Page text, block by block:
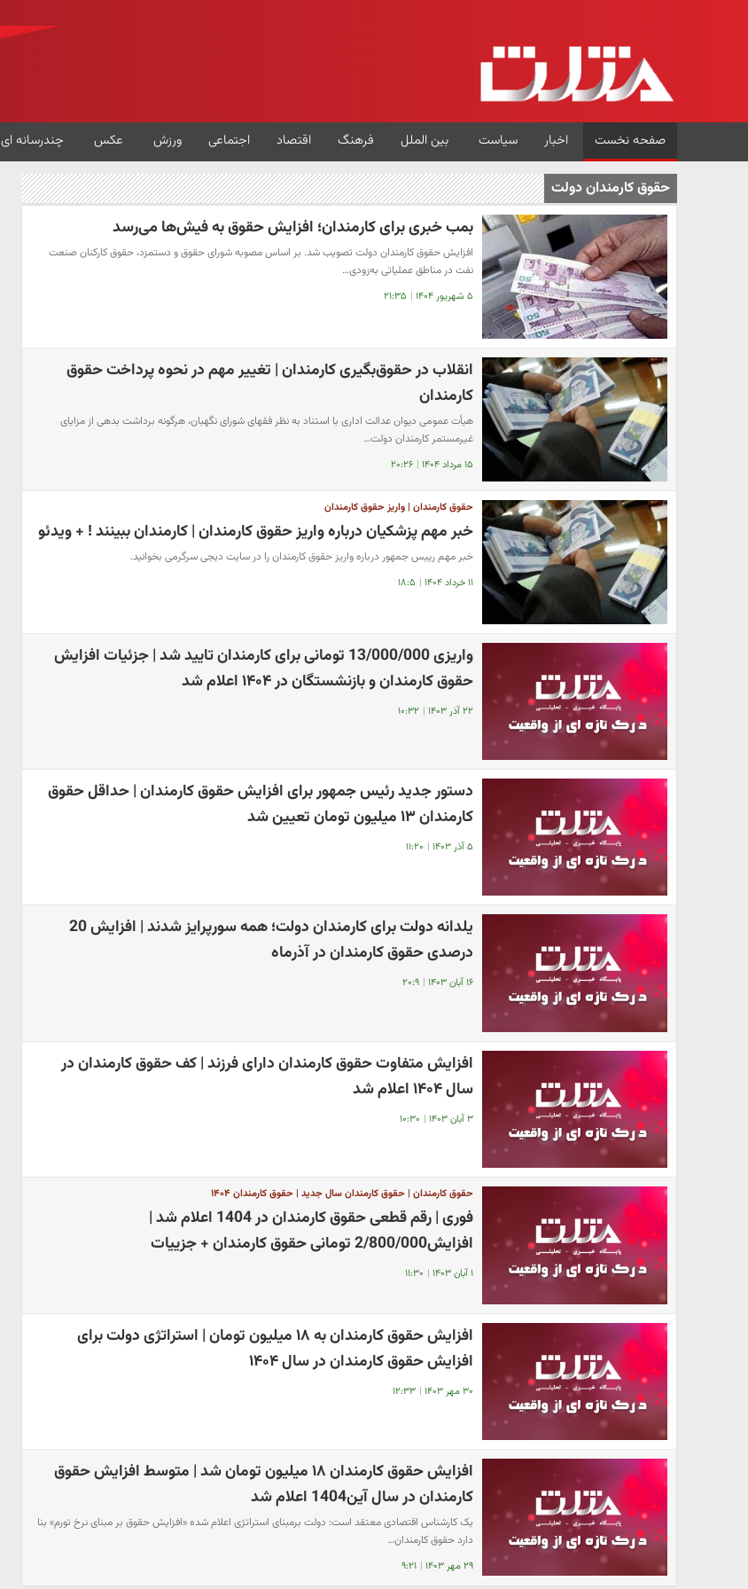
صفحه نخست اخبار سیاست بین الملل فرهنگ اقتصاد اجتماعی ورزش عکس چندرسانه ای
حقوق کارمندان دولت
بمب خبری برای کارمندان؛ افزایش حقوق به فیش‌ها می‌رسد
افزایش حقوق کارمندان دولت تصویب شد. بر اساس مصوبه شورای حقوق و دستمزد، حقوق کارکنان صنعت
نفت در مناطق عملیاتی به‌زودی…
۵ شهریور ۱۴۰۴ | ۲۱:۳۵
انقلاب در حقوق‌بگیری کارمندان | تغییر مهم در نحوه پرداخت‌ حقوق
کارمندان
هیأت عمومی دیوان عدالت اداری با استناد به نظر فقهای شورای نگهبان، هرگونه برداشت بدهی از مزایای
غیرمستمر کارمندان دولت…
۱۵ مرداد ۱۴۰۴ | ۲۰:۲۶
حقوق کارمندان | واریز حقوق کارمندان
خبر مهم پزشکیان درباره واریز حقوق کارمندان | کارمندان ببینند ! + ویدئو
خبر مهم رییس جمهور درباره واریز حقوق کارمندان را در سایت دیجی سرگرمی بخوانید.
۱۱ خرداد ۱۴۰۴ | ۱۸:۵
واریزی 13/000/000 تومانی برای کارمندان تایید شد | جزئیات افزایش
حقوق کارمندان و بازنشستگان در ۱۴۰۴ اعلام شد
۲۲ آذر ۱۴۰۳ | ۱۰:۳۲
دستور جدید رئیس جمهور برای افزایش حقوق کارمندان | حداقل حقوق
کارمندان ۱۳ میلیون تومان تعیین شد
۵ آذر ۱۴۰۳ | ۱۱:۲۰
یلدانه دولت برای کارمندان دولت؛ همه سورپرایز شدند | افزایش 20
درصدی حقوق کارمندان در آذرماه
۱۶ آبان ۱۴۰۳ | ۲۰:۹
افزایش متفاوت حقوق کارمندان دارای فرزند | کف حقوق کارمندان در
سال ۱۴۰۴ اعلام شد
۳ آبان ۱۴۰۳ | ۱۰:۳۰
حقوق کارمندان | حقوق کارمندان سال جدید | حقوق کارمندان ۱۴۰۴
فوری | رقم قطعی حقوق کارمندان در 1404 اعلام شد |
افزایش2/800/000 تومانی حقوق کارمندان + جزییات
۱ آبان ۱۴۰۳ | ۱۱:۳۰
افزایش حقوق کارمندان به ۱۸ میلیون تومان | استراتژی دولت برای
افزایش حقوق کارمندان در سال ۱۴۰۴
۳۰ مهر ۱۴۰۳ | ۱۲:۳۳
افزایش حقوق کارمندان ۱۸ میلیون تومان شد | متوسط افزایش حقوق
کارمندان در سال آین1404 اعلام شد
یک کارشناس اقتصادی معتقد است: دولت برمبنای استراتژی اعلام شده «افزایش حقوق بر مبنای نرخ تورم» بنا
دارد حقوق کارمندان…
۲۹ مهر ۱۴۰۳ | ۹:۲۱